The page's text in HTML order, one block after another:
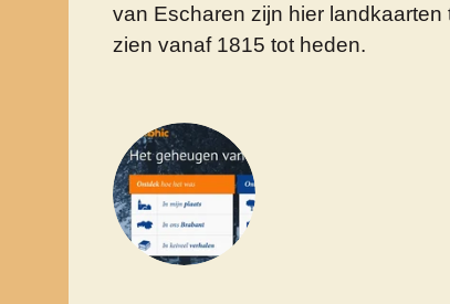
van Escharen zijn hier landkaarten
zien vanaf 1815 tot heden.